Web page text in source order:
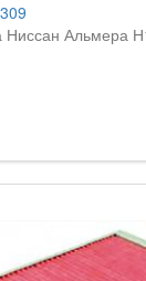
Ниссан Альмера